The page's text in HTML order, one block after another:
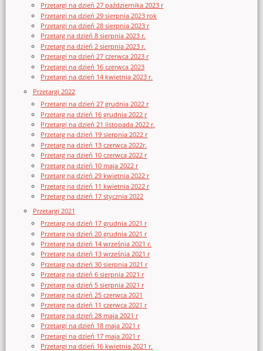
Przetargi na dzień 27 października 2023 r
Przetargi na dzień 29 sierpnia 2023 rok
Przetargi na dzień 28 sierpnia 2023 r
Przetarg na dzień 8 sierpnia 2023 r.
Przetarg na dzień 2 sierpnia 2023 r.
Przetargi na dzień 27 czerwca 2023 r
Przetargi na dzień 16 czerwca 2023
Przetargi na dzień 14 kwietnia 2023 r.
Przetargi 2022
Przetargi na dzień 27 grudnia 2022 r
Przetarg na dzień 16 grudnia 2022 r
Przetargi na dzień 21 listopada 2022 r.
Przetarg na dzień 19 sierpnia 2022 r
Przetarg na dzień 13 czerwca 2022r.
Przetarg na dzień 10 czerwca 2022 r
Przetarg na dzień 10 maja 2022 r
Przetarg na dzień 29 kwietnia 2022 r
Przetarg na dzień 11 kwietnia 2022 r
Przetarg na dzień 17 stycznia 2022
Przetargi 2021
Przetarg na dzień 17 grudnia 2021 r
Przetarg na dzień 20 grudnia 2021 r
Przetarg na dzień 14 września 2021 r.
Przetarg na dzień 13 września 2021 r
Przetarg na dzień 30 sierpnia 2021 r
Przetarg na dzień 6 sierpnia 2021 r
Przetarg na dzień 5 sierpnia 2021 r
Przetarg na dzień 25 czerwca 2021
Przetarg na dzień 11 czerwca 2021 r
Przetarg na dzień 28 maja 2021 r
Przetargi na dzień 18 maja 2021 r
Przetargi na dzień 17 maja 2021 r
Przetargi na dzień 16 kwietnia 2021 r.